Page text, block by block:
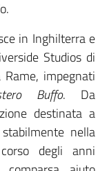
in Inghilterra e
Studios di
impegnati
Buffo. Da
destinata a
nella
degli anni